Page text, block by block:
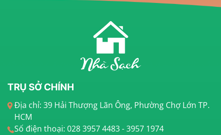
TRỤ SỞ CHÍNH
Địa chỉ: 39 Hải Thượng Lãn Ông, Phường Chợ Lớn TP.
HCM
Số điện thoại: 028 3957 4483 - 3957 1974